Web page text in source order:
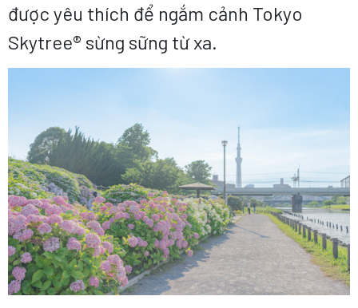
được yêu thích để ngắm cảnh Tokyo
Skytree® sừng sững từ xa.